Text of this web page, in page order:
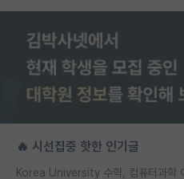
🔥 시선집중 핫한 인기글